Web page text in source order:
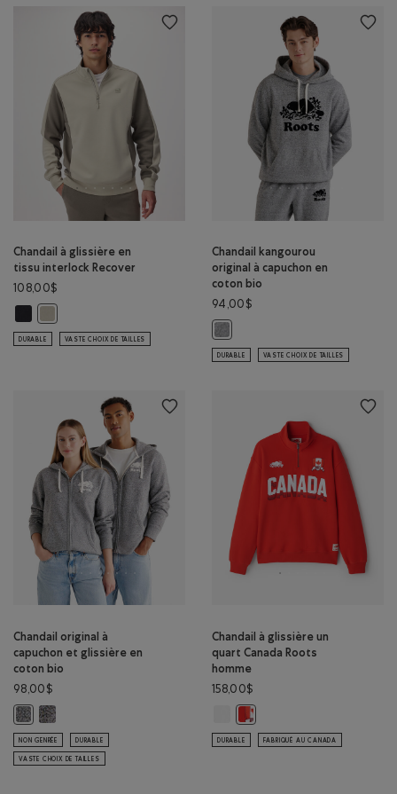
Chandail à glissière en
tissu interlock Recover
108,00$
Chandail à glissière en tissu interlock Recover: NOIR Couleur
Chandail à glissière en tissu interlock Recover: GRIS TAUPE Couleur
DURABLE VASTE CHOIX DE TAILLES
Chandail kangourou
original à capuchon en
coton bio
94,00$
DURABLE VASTE CHOIX DE TAILLES
Chandail original à
capuchon et glissière en
coton bio
98,00$
Chandail original à capuchon et glissière en coton bio: S&P/IVOIRE
Chandail original à capuchon et glissière en coton bio: S&P/NOIR
NON GENRÉE DURABLE
VASTE CHOIX DE TAILLES
Chandail à glissière un
quart Canada Roots
homme
158,00$
Chandail à glissière un quart
Chandail à glissière un quart
DURABLE FABRIQUÉ AU CANADA